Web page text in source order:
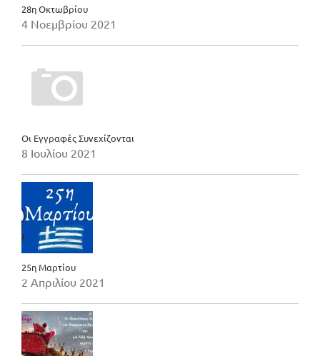
28η Οκτωβρίου
4 Νοεμβρίου 2021
Οι Εγγραφές Συνεχίζονται
8 Ιουλίου 2021
25η Μαρτίου
2 Απριλίου 2021